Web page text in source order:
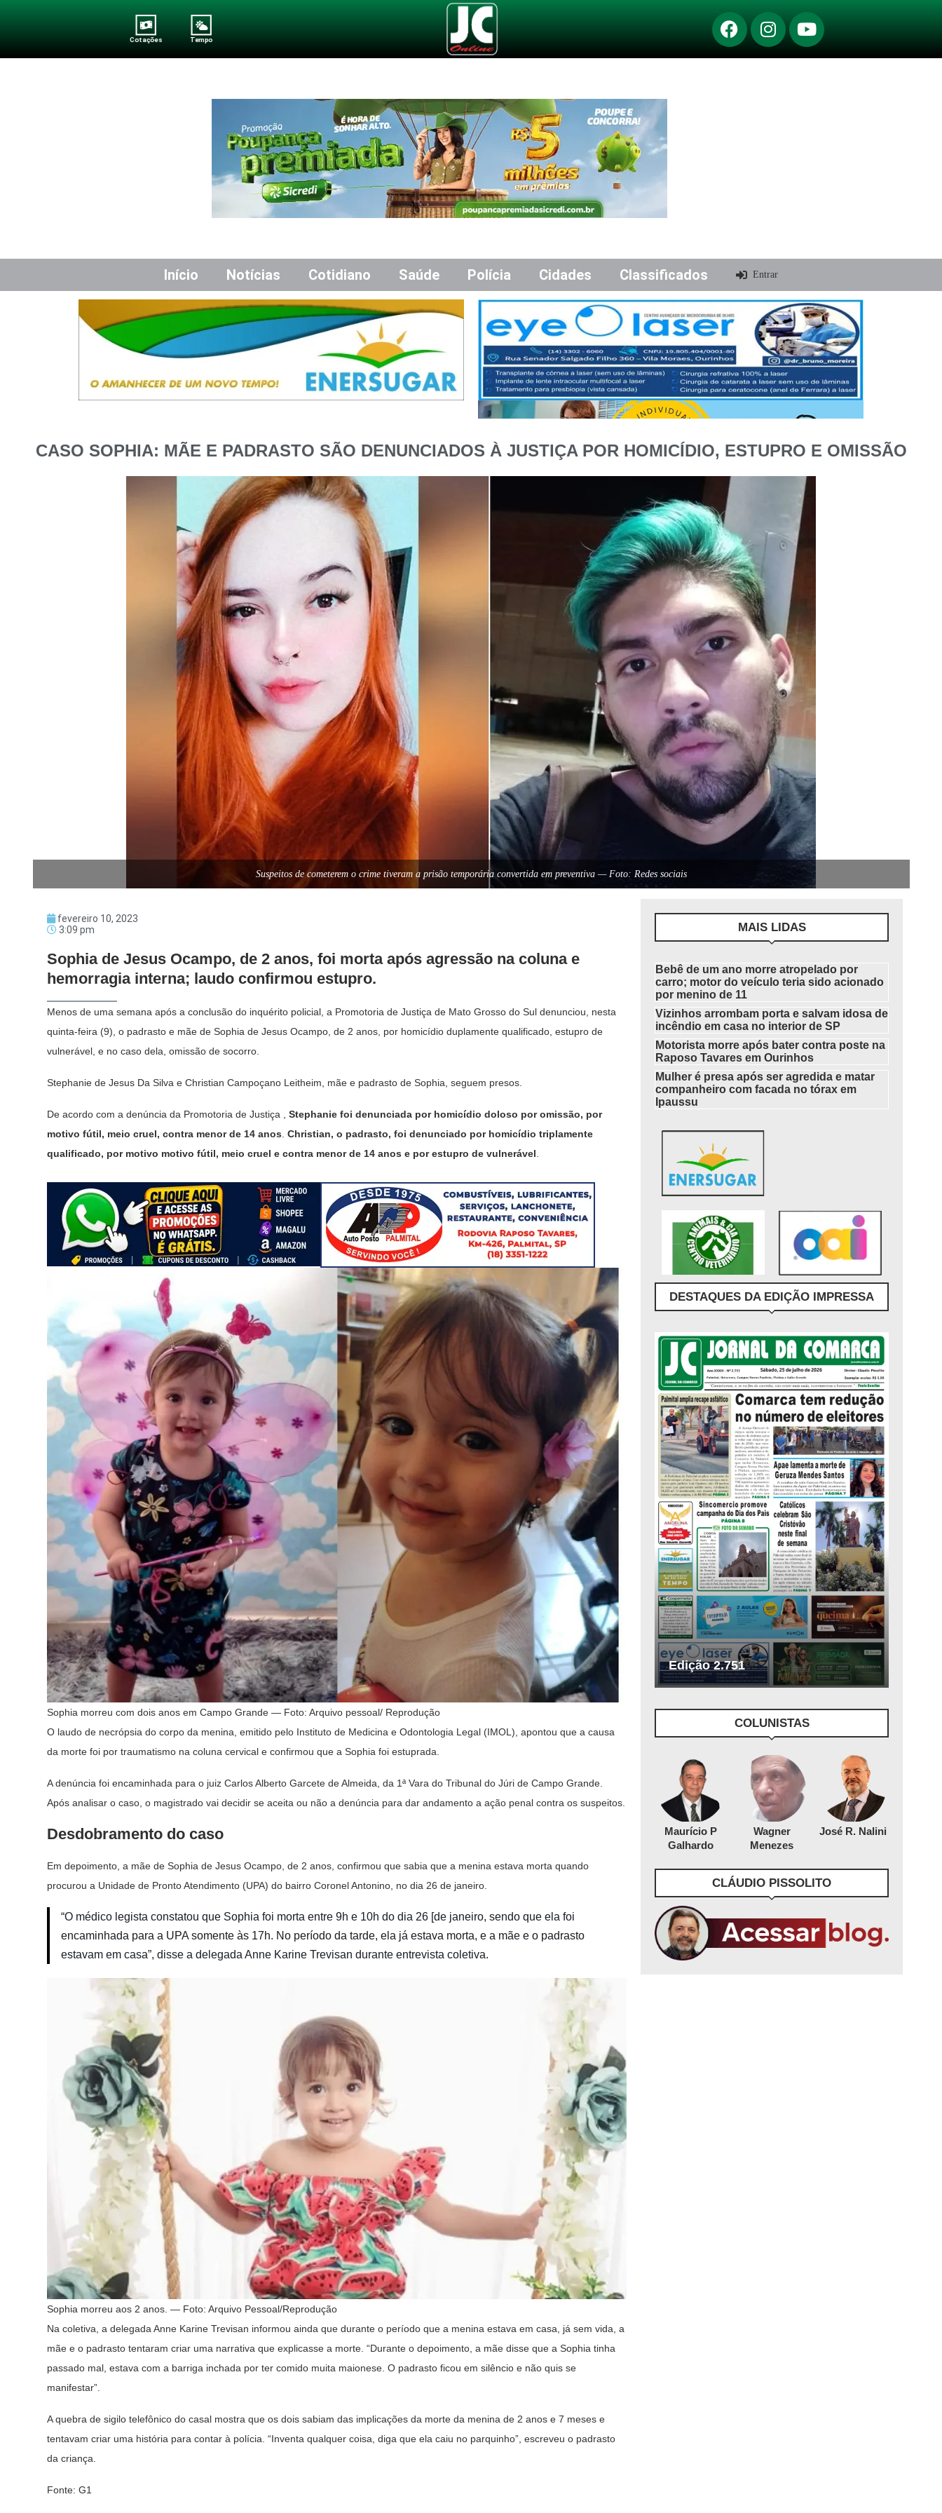
Cotações Tempo
Início Notícias Cotidiano Saúde Polícia Cidades Classificados Entrar
CASO SOPHIA: MÃE E PADRASTO SÃO DENUNCIADOS À JUSTIÇA POR HOMICÍDIO, ESTUPRO E OMISSÃO
Suspeitos de cometerem o crime tiveram a prisão temporária convertida em preventiva — Foto: Redes sociais
fevereiro 10, 2023
3:09 pm
Sophia de Jesus Ocampo, de 2 anos, foi morta após agressão na coluna e
hemorragia interna; laudo confirmou estupro.
Menos de uma semana após a conclusão do inquérito policial, a Promotoria de Justiça de Mato Grosso do Sul denunciou, nesta
quinta-feira (9), o padrasto e mãe de Sophia de Jesus Ocampo, de 2 anos, por homicídio duplamente qualificado, estupro de
vulnerável, e no caso dela, omissão de socorro.
Stephanie de Jesus Da Silva e Christian Campoçano Leitheim, mãe e padrasto de Sophia, seguem presos.
De acordo com a denúncia da Promotoria de Justiça ,
Stephanie foi denunciada por homicídio doloso por omissão, por
motivo fútil, meio cruel, contra menor de 14 anos Christian, o padrasto, foi denunciado por homicídio triplamente
qualificado, por motivo motivo fútil, meio cruel e contra menor de 14 anos e por estupro de vulnerável
Sophia morreu com dois anos em Campo Grande — Foto: Arquivo pessoal/ Reprodução
O laudo de necrópsia do corpo da menina, emitido pelo Instituto de Medicina e Odontologia Legal (IMOL), apontou que a causa
da morte foi por traumatismo na coluna cervical e confirmou que a Sophia foi estuprada.
A denúncia foi encaminhada para o juiz Carlos Alberto Garcete de Almeida, da 1ª Vara do Tribunal do Júri de Campo Grande.
Após analisar o caso, o magistrado vai decidir se aceita ou não a denúncia para dar andamento a ação penal contra os suspeitos.
Desdobramento do caso
Em depoimento, a mãe de Sophia de Jesus Ocampo, de 2 anos, confirmou que sabia que a menina estava morta quando
procurou a Unidade de Pronto Atendimento (UPA) do bairro Coronel Antonino, no dia 26 de janeiro.
“O médico legista constatou que Sophia foi morta entre 9h e 10h do dia 26 [de janeiro, sendo que ela foi
encaminhada para a UPA somente às 17h. No período da tarde, ela já estava morta, e a mãe e o padrasto
estavam em casa”, disse a delegada Anne Karine Trevisan durante entrevista coletiva.
Sophia morreu aos 2 anos. — Foto: Arquivo Pessoal/Reprodução
Na coletiva, a delegada Anne Karine Trevisan informou ainda que durante o período que a menina estava em casa, já sem vida, a
mãe e o padrasto tentaram criar uma narrativa que explicasse a morte. “Durante o depoimento, a mãe disse que a Sophia tinha
passado mal, estava com a barriga inchada por ter comido muita maionese. O padrasto ficou em silêncio e não quis se
manifestar”.
A quebra de sigilo telefônico do casal mostra que os dois sabiam das implicações da morte da menina de 2 anos e 7 meses e
tentavam criar uma história para contar à polícia. “Inventa qualquer coisa, diga que ela caiu no parquinho”, escreveu o padrasto
da criança.
Fonte: G1
MAIS LIDAS
Bebê de um ano morre atropelado por
carro; motor do veículo teria sido acionado
por menino de 11
Vizinhos arrombam porta e salvam idosa de
incêndio em casa no interior de SP
Motorista morre após bater contra poste na
Raposo Tavares em Ourinhos
Mulher é presa após ser agredida e matar
companheiro com facada no tórax em
Ipaussu
DESTAQUES DA EDIÇÃO IMPRESSA
Edição 2.751
COLUNISTAS
Maurício P
Galhardo
Wagner
Menezes
José R. Nalini
CLÁUDIO PISSOLITO